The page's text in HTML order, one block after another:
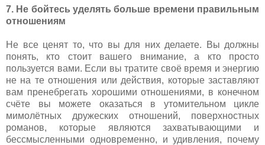
7. Не бойтесь уделять больше времени правильным
отношениям
Не все ценят то, что вы для них делаете. Вы должны
понять, кто стоит вашего внимание, а кто просто
пользуется вами. Если вы тратите своё время и энергию
не на те отношения или действия, которые заставляют
вам пренебрегать хорошими отношениями, в конечном
счёте вы можете оказаться в утомительном цикле
мимолётных дружеских отношений, поверхностных
романов, которые являются захватывающими и
бессмысленными одновременно, и удивления, почему